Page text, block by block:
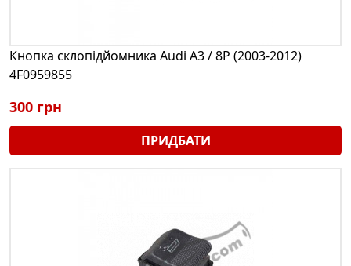
Кнопка склопідйомника Audi A3 / 8P (2003-2012)
4F0959855
300 грн
ПРИДБАТИ